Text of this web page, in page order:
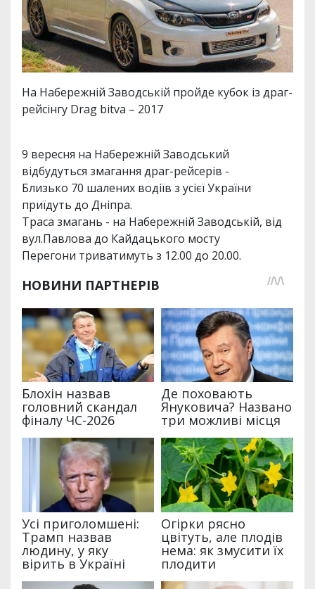
На Набережній Заводській пройде кубок із драг-
рейсінгу Drag bitva – 2017
9 вересня на Набережній Заводський
відбудуться змагання драг-рейсерів -
Близько 70 шалених водіїв з усієї України
приїдуть до Дніпра.
Траса змагань - на Набережній Заводській, від
вул.Павлова до Кайдацького мосту
Перегони триватимуть з 12.00 до 20.00.